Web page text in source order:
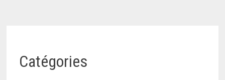
Catégories